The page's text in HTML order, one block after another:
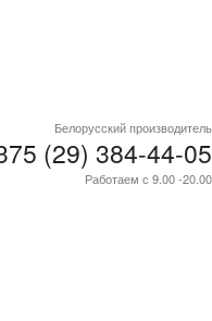
Белорусский производитель
(29) 384-44-05
Работаем с 9.00 -20.00